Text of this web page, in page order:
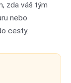
zda váš tým
nebo
cesty.